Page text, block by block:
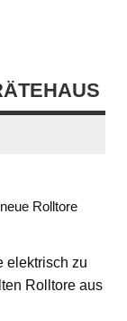
Rolltore
elektrisch zu
Rolltore aus